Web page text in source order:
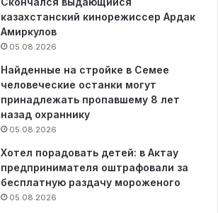
казахстанский кинорежиссер Ардак
Амиркулов
05.08.2026
Найденные на стройке в Семее
человеческие останки могут
принадлежать пропавшему 8 лет
назад охраннику
05.08.2026
Хотел порадовать детей: в Актау
предпринимателя оштрафовали за
бесплатную раздачу мороженого
05.08.2026